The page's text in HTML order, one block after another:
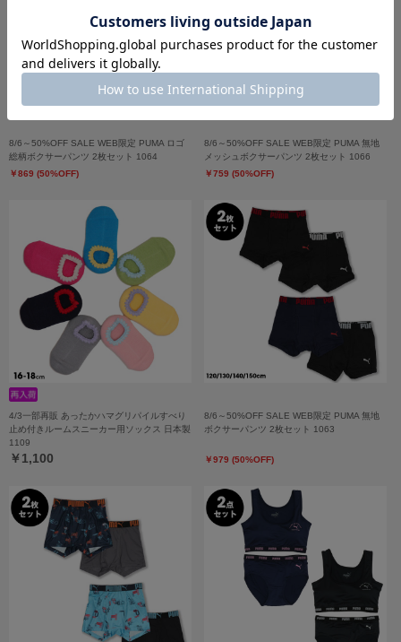
8/6～50%OFF SALE WEB限定 PUMA ロゴ
総柄ボクサーパンツ 2枚セット 1064
￥869 (50%OFF)
8/6～50%OFF SALE WEB限定 PUMA 無地
メッシュボクサーパンツ 2枚セット 1066
￥759 (50%OFF)
4/3一部再販 あったかハマグリパイルすべり
止め付きルームスニーカー用ソックス 日本製
1109
￥1,100
8/6～50%OFF SALE WEB限定 PUMA 無地
ボクサーパンツ 2枚セット 1063
￥979 (50%OFF)